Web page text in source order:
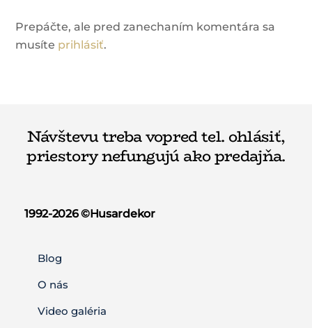
Prepáčte, ale pred zanechaním komentára sa
musíte prihlásiť.
Návštevu treba vopred tel. ohlásiť,
priestory nefungujú ako predajňa.
1992-2026 ©️Husardekor
Blog
O nás
Video galéria